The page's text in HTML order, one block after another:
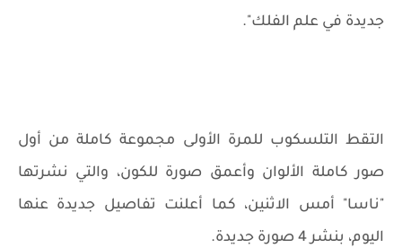
جديدة في علم الفلك".
التقط التلسكوب للمرة الأولى مجموعة كاملة من أول
صور كاملة الألوان وأعمق صورة للكون، والتي نشرتها
"ناسا" أمس الاثنين، كما أعلنت تفاصيل جديدة عنها
اليوم، بنشر 4 صورة جديدة.